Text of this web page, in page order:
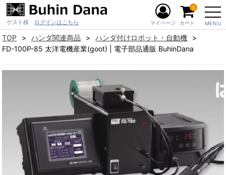
ゲスト様 ログインはこちら MENU
マイページ カート
0
TOP ハンダ関連商品
ハンダ付けロボット・自動機
FD-100P-85 太洋電機産業(goot) | 電子部品通販 BuhinDana